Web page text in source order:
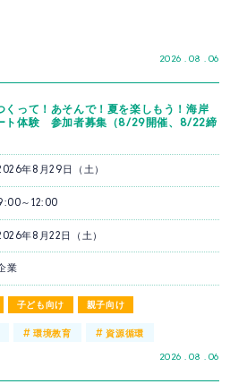
2026 . 08 . 06
くって！あそんで！夏を楽しもう！海岸
ト体験 参加者募集（8/29開催、8/22締
子ども向け 親子向け
2026 . 08 . 06
年8月29日（土）
～12:00
年8月22日（土）
業
#環境教育 #資源循環